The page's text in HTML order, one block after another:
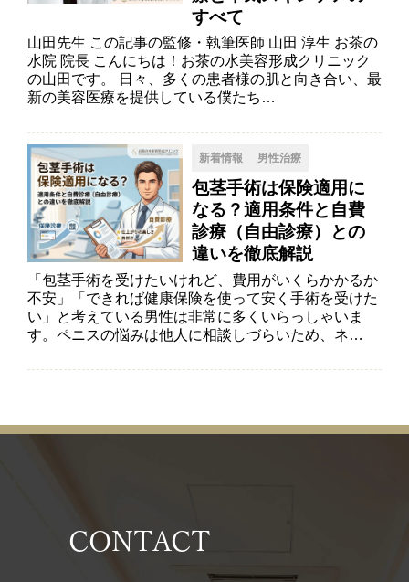
すべて
山田先生 この記事の監修・執筆医師 山田 淳生 お茶の
水院 院長 こんにちは！お茶の水美容形成クリニック
の山田です。 日々、多くの患者様の肌と向き合い、最
新の美容医療を提供している僕たち…
新着情報 男性治療
包茎手術は保険適用に
なる？適用条件と自費
診療（自由診療）との
違いを徹底解説
「包茎手術を受けたいけれど、費用がいくらかかるか
不安」「できれば健康保険を使って安く手術を受けた
い」と考えている男性は非常に多くいらっしゃいま
す。ペニスの悩みは他人に相談しづらいため、ネ…
CONTACT